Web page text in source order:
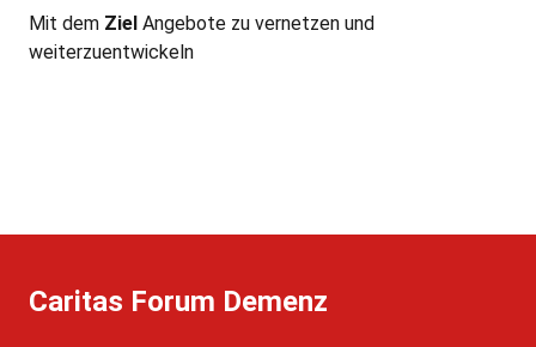
Mit dem Ziel Angebote zu vernetzen und
weiterzuentwickeln
Caritas Forum Demenz